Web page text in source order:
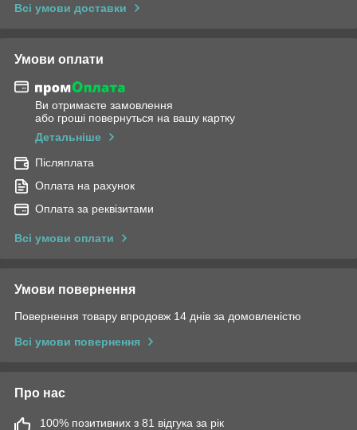
Всі умови доставки
Умови оплати
Ви отримаєте замовлення
або гроші повернуться на вашу картку
Детальніше
Післяплата
Оплата на рахунок
Оплата за реквізитами
Всі умови оплати
Умови повернення
Повернення товару впродовж 14 днів за домовленістю
Всі умови повернення
Про нас
100% позитивних з 81 відгука за рік